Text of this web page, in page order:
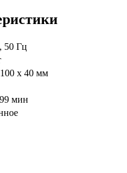
50 Гц
х 40 мм
мин